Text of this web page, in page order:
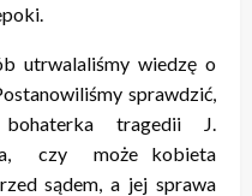
utrwalaliśmy wiedzę o
sprawdzić,
tragedii J.
czy może kobieta
sądem, a jej sprawa